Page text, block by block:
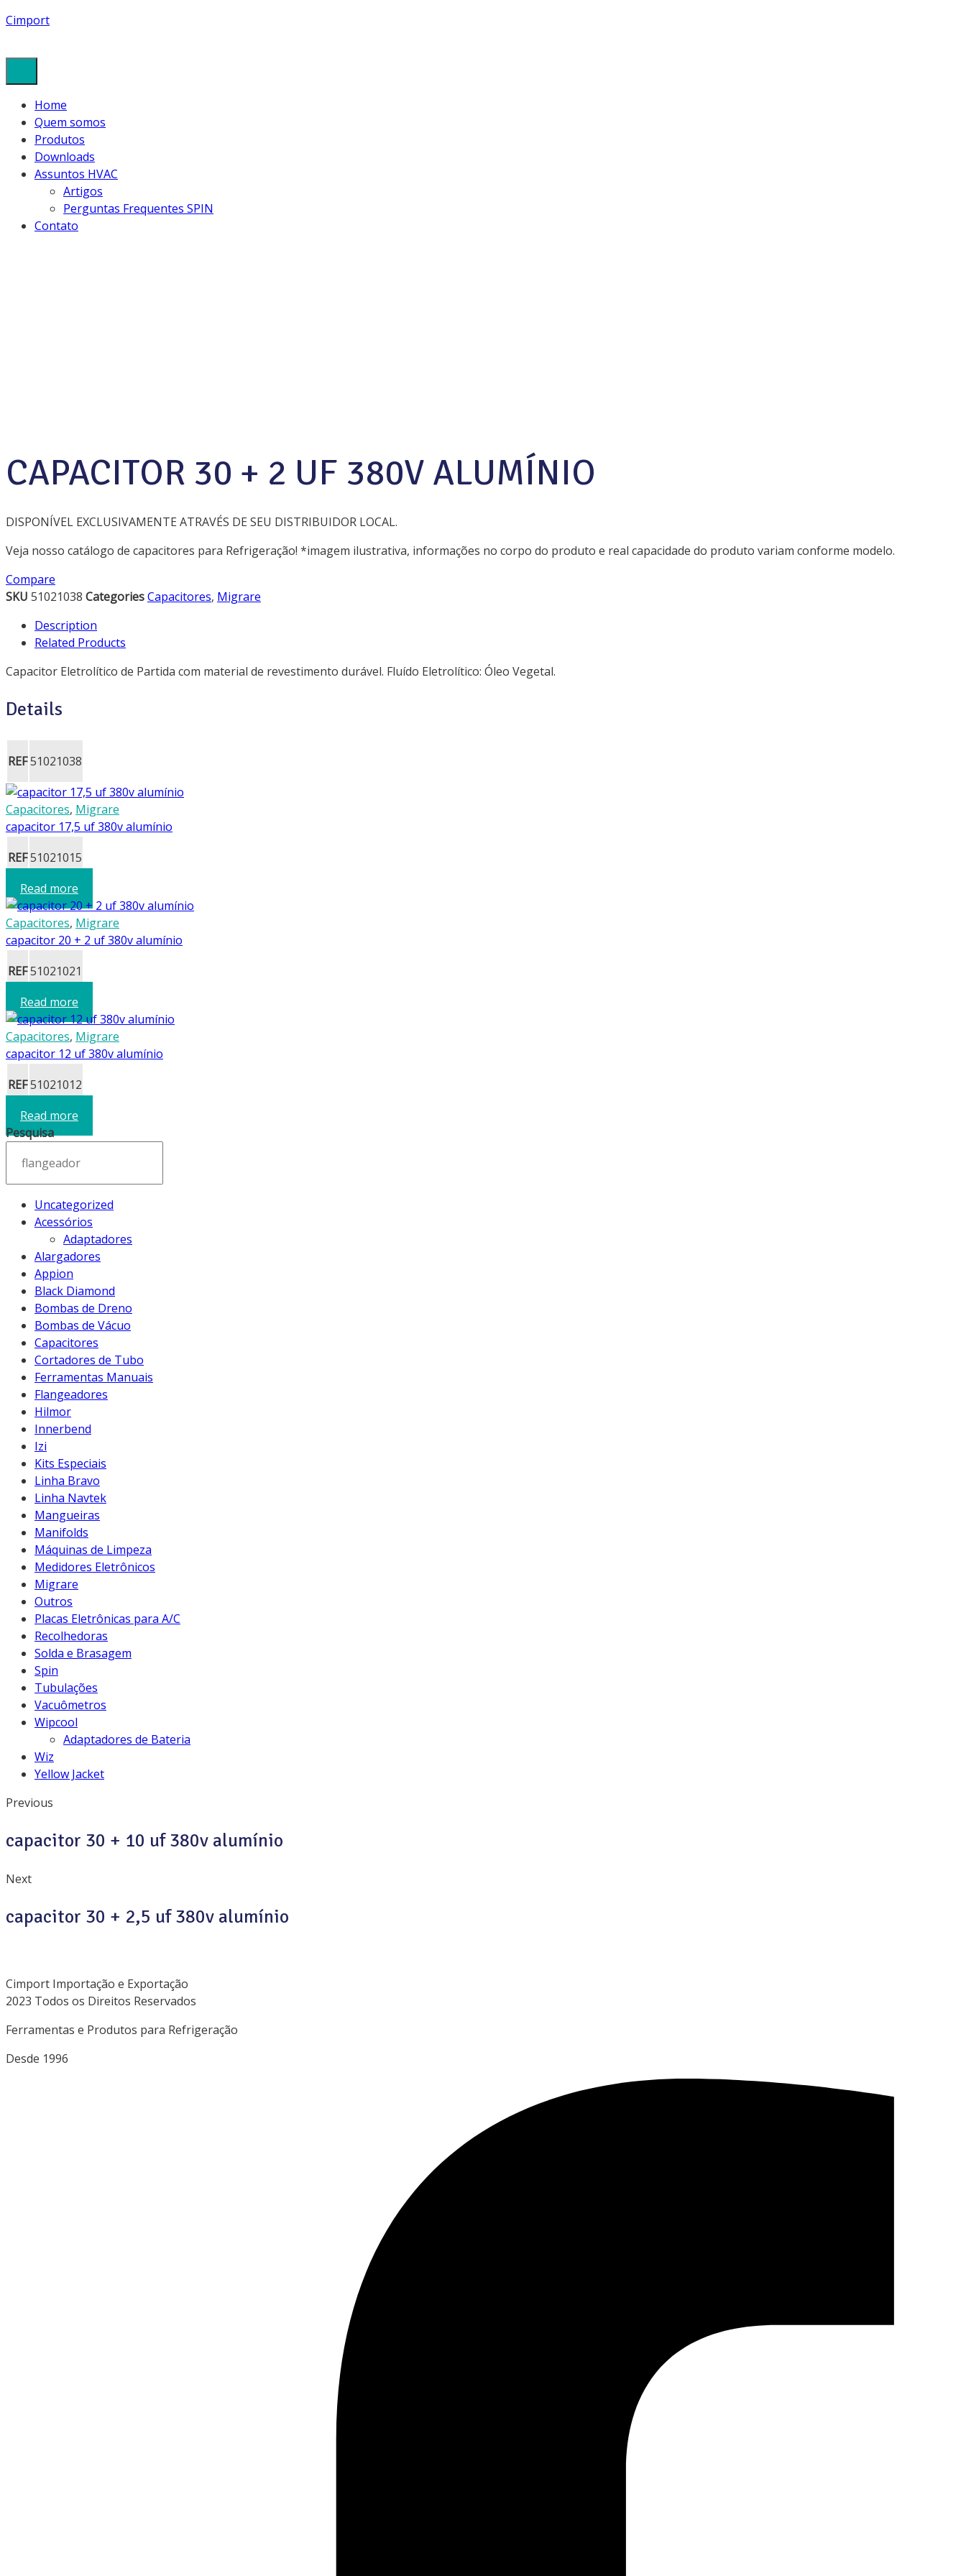
Cimport
Home
Quem somos
Produtos
Downloads
Assuntos HVAC
Artigos
Perguntas Frequentes SPIN
Contato
CAPACITOR 30 + 2 UF 380V ALUMÍNIO
DISPONÍVEL EXCLUSIVAMENTE ATRAVÉS DE SEU DISTRIBUIDOR LOCAL.
Veja nosso catálogo de capacitores para Refrigeração! *imagem ilustrativa, informações no corpo do produto e real capacidade do produto variam conforme modelo.
Compare
SKU 51021038 CategoriesCapacitores, Migrare
Description
Related Products
Capacitor Eletrolítico de Partida com material de revestimento durável. Fluído Eletrolítico: Óleo Vegetal.
Details
REF51021038
Capacitores, Migrare
capacitor 17,5 uf 380v alumínio
REF51021015
Read more
Capacitores, Migrare
capacitor 20 + 2 uf 380v alumínio
REF51021021
Read more
Capacitores, Migrare
capacitor 12 uf 380v alumínio
REF51021012
Read more
Pesquisa
Uncategorized
Acessórios
Adaptadores
Alargadores
Appion
Black Diamond
Bombas de Dreno
Bombas de Vácuo
Capacitores
Cortadores de Tubo
Ferramentas Manuais
Flangeadores
Hilmor
Innerbend
Izi
Kits Especiais
Linha Bravo
Linha Navtek
Mangueiras
Manifolds
Máquinas de Limpeza
Medidores Eletrônicos
Migrare
Outros
Placas Eletrônicas para A/C
Recolhedoras
Solda e Brasagem
Spin
Tubulações
Vacuômetros
Wipcool
Adaptadores de Bateria
Wiz
Yellow Jacket
Previous
capacitor 30 + 10 uf 380v alumínio
Next
capacitor 30 + 2,5 uf 380v alumínio
Cimport Importação e Exportação
2023 Todos os Direitos Reservados
Ferramentas e Produtos para Refrigeração
Desde 1996